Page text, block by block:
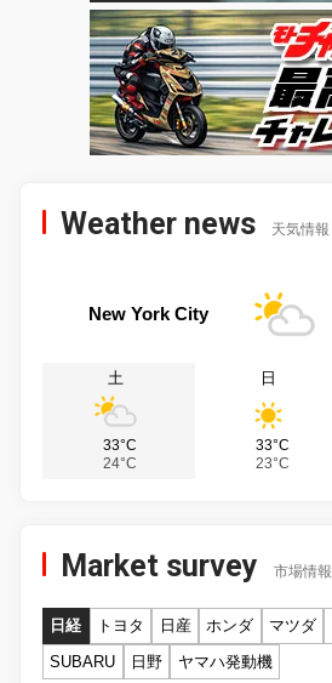
Weather news 天気情報
New York City
土
33°C
24°C
日
33°C
23°C
Market survey 市場情報
日経 トヨタ 日産 ホンダ マツダ
SUBARU
日野 ヤマハ発動機